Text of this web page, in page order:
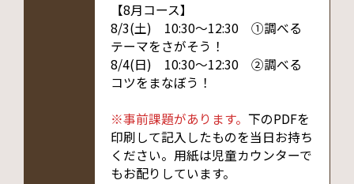
【8月コース】
8/3(土) 10:30～12:30 ①調べる
テーマをさがそう！
8/4(日) 10:30～12:30 ②調べる
コツをまなぼう！
※事前課題があります。 下のPDFを
印刷して記入したものを当日お持ち
ください。用紙は児童カウンターで
もお配りしています。